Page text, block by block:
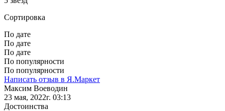
Сортировка
По дате
По дате
По дате
По популярности
По популярности
Написать отзыв в Я.Маркет
Максим Воеводин
23 мая, 2022г. 03:13
Достоинства